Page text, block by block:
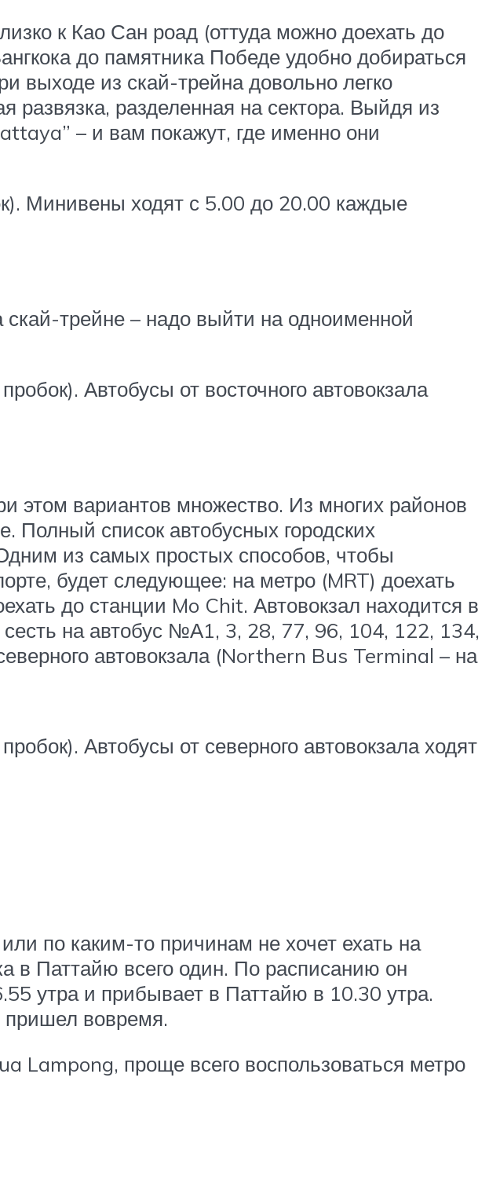
к Као Сан роад (оттуда можно доехать до
до памятника Победе удобно добираться
выходе из скай-трейна довольно легко
развязка, разделенная на сектора. Выйдя из
– и вам покажут, где именно они
Минивены ходят с 5.00 до 20.00 каждые
скай-трейне – надо выйти на одноименной
Автобусы от восточного автовокзала
этом вариантов множество. Из многих районов
Полный список автобусных городских
из самых простых способов, чтобы
будет следующее: на метро (MRT) доехать
до станции Mo Chit. Автовокзал находится в
на автобус №А1, 3, 28, 77, 96, 104, 122, 134,
автовокзала (Northern Bus Terminal – на
Автобусы от северного автовокзала ходят
по каким-то причинам не хочет ехать на
в Паттайю всего один. По расписанию он
утра и прибывает в Паттайю в 10.30 утра.
пришел вовремя.
Lampong, проще всего воспользоваться метро